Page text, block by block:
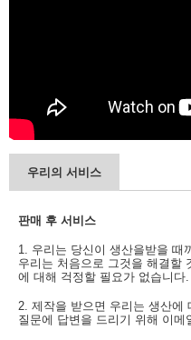
우리의 서비스
판매 후 서비스
1. 우리는 당신이 생산을받을 때
우리는 처음으로 그것을 해결할
에 대해 걱정할 필요가 없습니다.
2. 제작을 받으면 우리는 생산에
질문에 답변을 드리기 위해 이메